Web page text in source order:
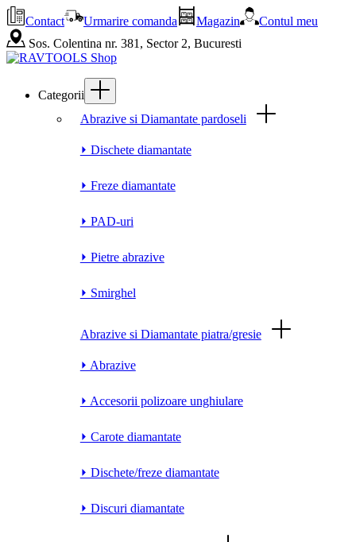
Contact Urmarire comanda Magazin
Contul meu
Sos. Colentina nr. 381, Sector 2, Bucuresti
Categorii
Abrazive si Diamantate pardoseli
⏵ Dischete diamantate
⏵ Freze diamantate
⏵ PAD-uri
⏵ Pietre abrazive
⏵ Smirghel
Abrazive si Diamantate piatra/gresie
⏵ Abrazive
⏵ Accesorii polizoare unghiulare
⏵ Carote diamantate
⏵ Dischete/freze diamantate
⏵ Discuri diamantate